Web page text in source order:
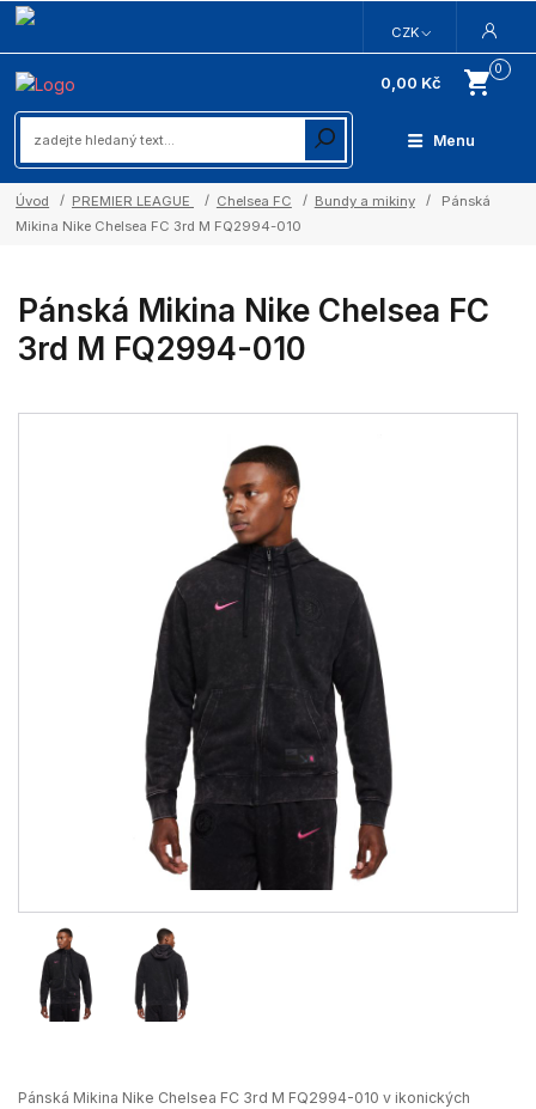
Menu
CZK
0
0,00 Kč
Úvod PREMIER LEAGUE Chelsea FC Bundy a mikiny
Pánská
Mikina Nike Chelsea FC 3rd M FQ2994-010
Pánská Mikina Nike Chelsea FC
3rd M FQ2994-010
Pánská Mikina Nike Chelsea FC 3rd M FQ2994-010 v ikonických